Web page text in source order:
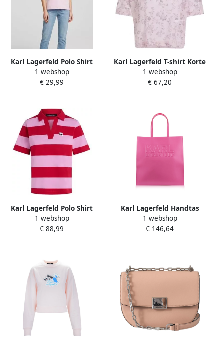
Karl Lagerfeld Polo Shirt
Lange Mouw Klj Reg
Outline Logo Tee
1 webshop
€ 29,99
Karl Lagerfeld T-shirt Korte
Mouw KLJ Mesh Aop Tee
B2W17089
1 webshop
€ 67,20
Karl Lagerfeld Polo Shirt
Korte Mouw Ikon Patch
Stripe Sslv Pol
1 webshop
€ 88,99
Karl Lagerfeld Handtas
Vrouw Rits Pink Dames
1 webshop
€ 146,64